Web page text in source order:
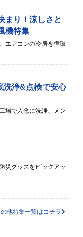
まり！涼しさと
機特集
エアコンの冷房を循環
洗浄&点検で安心
場で入念に洗浄、メン
災グッズをピックアッ
他特集一覧はコチラ